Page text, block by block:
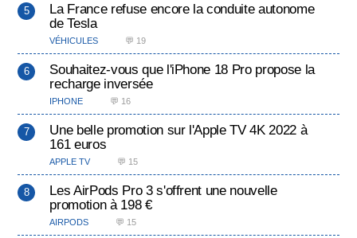
La France refuse encore la conduite autonome
de Tesla
VÉHICULES 💬 19
Souhaitez-vous que l'iPhone 18 Pro propose la
recharge inversée
IPHONE 💬 16
Une belle promotion sur l'Apple TV 4K 2022 à
161 euros
APPLE TV 💬 15
Les AirPods Pro 3 s'offrent une nouvelle
promotion à 198 €
AIRPODS 💬 15